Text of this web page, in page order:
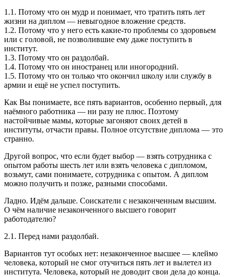
1.1. Потому что он мудр и понимает, что тратить пять лет
жизни на диплом — невыгодное вложение средств.
1.2. Потому что у него есть какие-то проблемы со здоровьем
или с головой, не позволившие ему даже поступить в
институт.
1.3. Потому что он раздолбай.
1.4. Потому что он иностранец или иногородний.
1.5. Потому что он только что окончил школу или службу в
армии и ещё не успел поступить.
Как Вы понимаете, все пять вариантов, особенно первый, для
наёмного работника — ни разу не плюс. Поэтому
настойчивые мамы, которые загоняют своих детей в
институты, отчасти правы. Полное отсутствие диплома — это
странно.
Другой вопрос, что если будет выбор — взять сотрудника с
опытом работы шесть лет или взять человека с дипломом,
возьмут, сами понимаете, сотрудника с опытом. А диплом
можно получить и позже, разными способами.
Ладно. Идём дальше. Соискатели с незаконченным высшим.
О чём наличие незаконченного высшего говорит
работодателю?
2.1. Перед нами раздолбай.
Вариантов тут особых нет: незаконченное высшее — клеймо
человека, который не смог отучиться пять лет и вылетел из
института. Человека, который не доводит свои дела до конца.